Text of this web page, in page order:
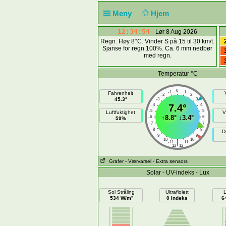
Meny Hjem
12:34:55
Lør 8 Aug 2026
Regn. Høy 8°C. Vinder S på 15 til 30 km/t.
Sjanse for regn 100%. Ca. 6 mm nedbør
med regn.
Temperatur °C
Fahrenheit
45.3°
Luftfuktighet
59%
0
-1 1
-2
2
-3
3
-4
4
-5
5
-6
6
-7
7
-8
8
-9
9
-10
10
-11 11
|
-12 12
7.4°
↑8.8° ↓3.4°
Grafer - Værvarsel - Extra sensors
Solar - UV-indeks - Lux
Sol Stråling
534 W/m²
Ultrafiolett
0 Indeks